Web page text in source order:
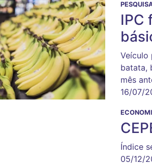
IPC
Veículo
batata,
mês
16/07/
Índice
05/12/